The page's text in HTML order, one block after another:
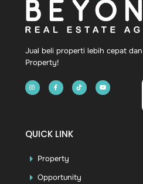
Jual beli properti lebih cepat
Property!
QUICK LINK
Property
Opportunity